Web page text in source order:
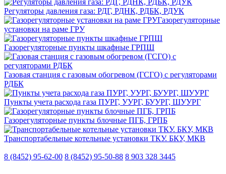
Регуляторы давления газа: РДГ, РДНК, РДБК, РДУК
Газорегуляторные
установки на раме ГРУ
Газорегуляторные пункты шкафные ГРПШ
Газовая станция с газовым обогревом (ГСГО) с регуляторами
РДБК
Пункты учета расхода газа ПУРГ, УУРГ, БУУРГ, ШУУРГ
Газорегуляторные пункты блочные ПГБ, ГРПБ
Транспортабельные котельные установки ТКУ. БКУ, МКВ
8 (8452) 95-62-00 8 (8452) 95-50-88 8 903 328 3445